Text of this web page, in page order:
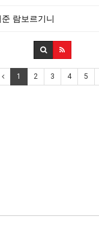
람보르기니
1 2 3 4 5